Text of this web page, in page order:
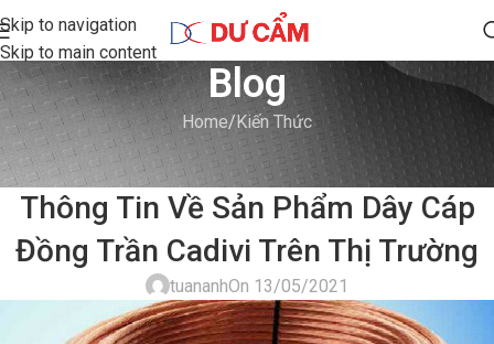
Skip to navigation
Skip to main content
Blog
Home Kiến Thức
KIẾN THỨC
Thông Tin Về Sản Phẩm Dây Cáp
Đồng Trần Cadivi Trên Thị Trường
tuananhOn 13/05/2021